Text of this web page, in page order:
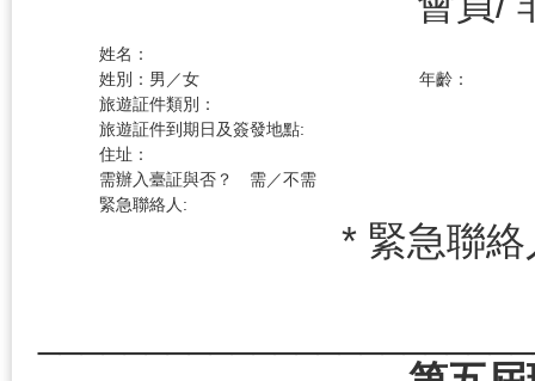
姓名：
姓別：男／女
年齡：
旅遊証件類別：
旅遊証件到期日及簽發地點:
住址：
需辦入臺証與否？ 需／不需
緊急聯絡人:
* 緊急聯